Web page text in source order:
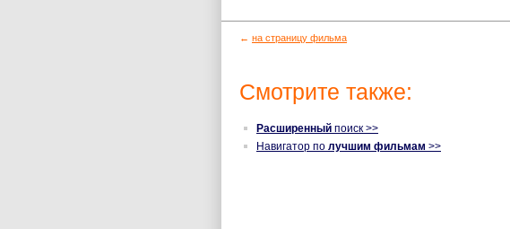
← на страницу фильма
Смотрите также:
Расширенный поиск >>
Навигатор по лучшим фильмам >>